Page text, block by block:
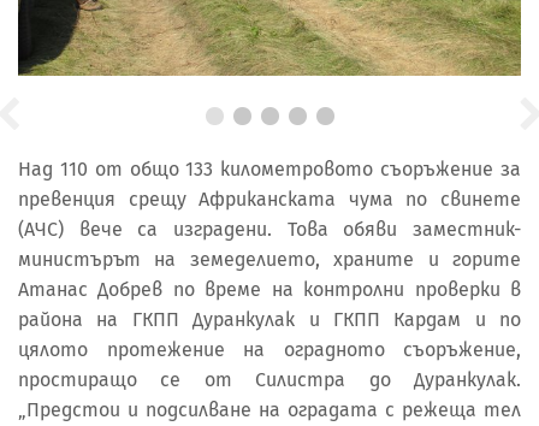
Над 110 от общо 133 километровото съоръжение за
превенция срещу Африканската чума по свинете
(АЧС) вече са изградени. Това обяви заместник-
министърът на земеделието, храните и горите
Атанас Добрев по време на контролни проверки в
района на ГКПП Дуранкулак и ГКПП Кардам и по
цялото протежение на оградното съоръжение,
простиращо се от Силистра до Дуранкулак.
„Предстои и подсилване на оградата с режеща тел